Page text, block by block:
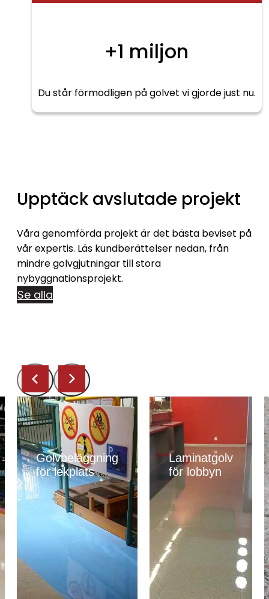
+1 miljon
Du står förmodligen på golvet vi gjorde just nu.
Upptäck avslutade projekt
Våra genomförda projekt är det bästa beviset på
vår expertis. Läs kundberättelser nedan, från
mindre golvgjutningar till stora
nybyggnationsprojekt.
Se alla
Golvbeläggning
för lekplats
Laminatgolv
för lobbyn